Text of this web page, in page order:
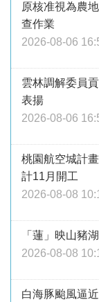
原核准視為農
查作業
2026-08-06
雲林調解委員
表揚
2026-08-06
桃園航空城計
計11月開工
2026-08-08
「蓮」映山豬
2026-08-08
白海豚颱風逼